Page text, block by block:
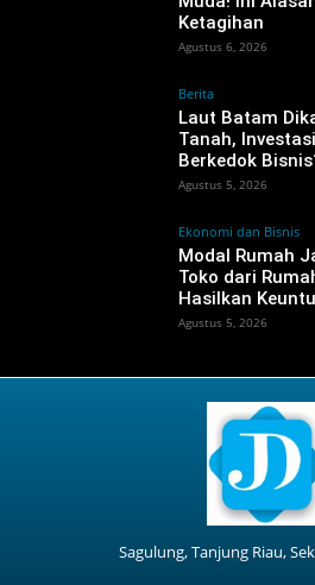
Ketagihan
Agustus 6, 2026
Berita
‎Laut Batam
Tanah,
Berkedok
Agustus 5, 2026
Ekonomi dan Bisnis
Modal Rumah
Toko dari
Hasilkan
Agustus 5, 2026
Sagulung, Tanjung Riau,